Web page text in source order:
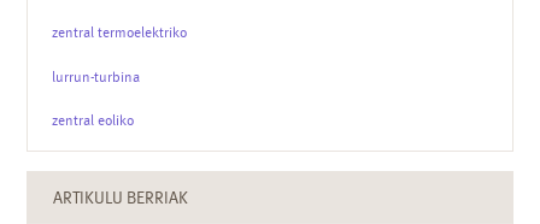
zentral termoelektriko
lurrun-turbina
zentral eoliko
ARTIKULU BERRIAK